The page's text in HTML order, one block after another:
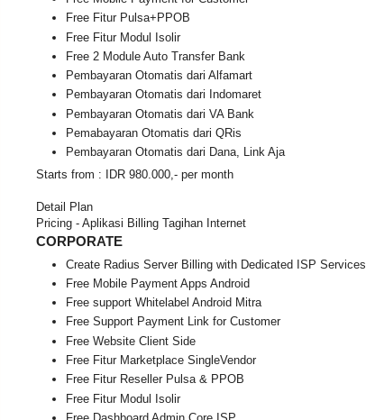
Free Fitur Pulsa+PPOB
Free Fitur Modul Isolir
Free 2 Module Auto Transfer Bank
Pembayaran Otomatis dari Alfamart
Pembayaran Otomatis dari Indomaret
Pembayaran Otomatis dari VA Bank
Pemabayaran Otomatis dari QRis
Pembayaran Otomatis dari Dana, Link Aja
Starts from : IDR 980.000,- per month
Detail Plan
Pricing - Aplikasi Billing Tagihan Internet
CORPORATE
Create Radius Server Billing with Dedicated ISP Services
Free Mobile Payment Apps Android
Free support Whitelabel Android Mitra
Free Support Payment Link for Customer
Free Website Client Side
Free Fitur Marketplace SingleVendor
Free Fitur Reseller Pulsa & PPOB
Free Fitur Modul Isolir